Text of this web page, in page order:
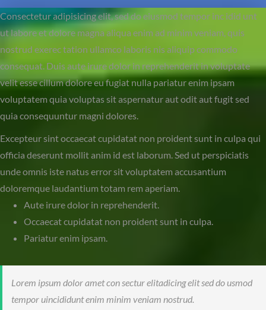
Consectetur adipisicing elit, sed do eiusmod tempor inc idid unt
ut labore et dolore magna aliqua enim ad minim veniam, quis
nostrud exerec tation ullamco laboris nis aliquip commodo
consequat. Duis aute irure dolor in reprehenderit in voluptate
velit esse cillum dolore eu fugiat nulla pariatur enim ipsam
voluptatem quia voluptas sit aspernatur aut odit aut fugit sed
quia consequuntur magni dolores.
Excepteur sint occaecat cupidatat non proident sunt in culpa qui
officia deserunt mollit anim id est laborum. Sed ut perspiciatis
unde omnis iste natus error sit voluptatem accusantium
doloremque laudantium totam rem aperiam.
Aute irure dolor in reprehenderit.
Occaecat cupidatat non proident sunt in culpa.
Pariatur enim ipsam.
Lorem ipsum dolor amet con sectur elitadicing elit sed do usmod
tempor uincididunt enim minim veniam nostrud.